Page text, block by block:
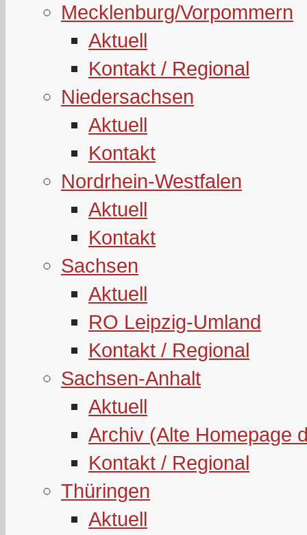
Mecklenburg/Vorpommern
Aktuell
Kontakt / Regional
Niedersachsen
Aktuell
Kontakt
Nordrhein-Westfalen
Aktuell
Kontakt
Sachsen
Aktuell
RO Leipzig-Umland
Kontakt / Regional
Sachsen-Anhalt
Aktuell
Archiv (Alte Homepage
Kontakt / Regional
Thüringen
Aktuell